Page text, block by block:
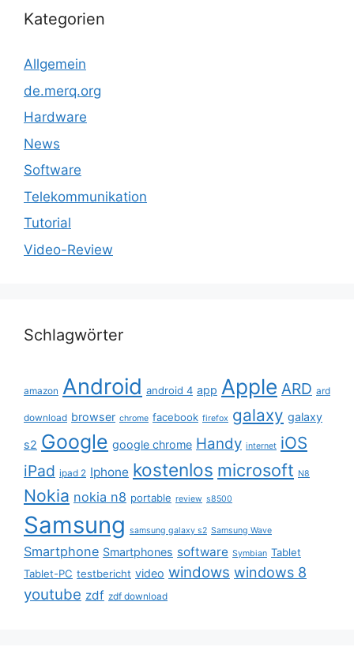
Kategorien
Allgemein
de.merq.org
Hardware
News
Software
Telekommunikation
Tutorial
Video-Review
Schlagwörter
amazon Android android 4 app Apple ARD ard
download browser chrome facebook firefox galaxy galaxy
s2 Google google chrome Handy internet iOS
iPad ipad 2 Iphone kostenlos microsoft N8
Nokia nokia n8 portable review s8500
Samsung samsung galaxy s2 Samsung Wave
Smartphone Smartphones software Symbian Tablet
Tablet-PC testbericht video windows windows 8
youtube zdf zdf download